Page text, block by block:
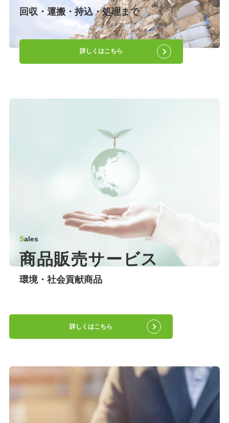
回収・運搬・持込・処理まで
詳しくはこちら
Sales
商品販売サービス
環境・社会貢献商品
詳しくはこちら